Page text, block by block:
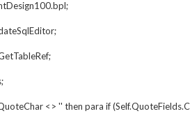
<> '' then para if